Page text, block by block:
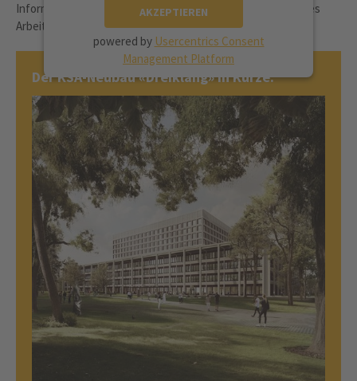
AKZEPTIEREN
powered by Usercentrics Consent
Management Platform
Informationsgehalt viel besser und erlauben ein effizienteres
Arbeiten und erweitern unsere Kompetenzen.
Der KSA-Neubau «Dreiklang» in Kürze: